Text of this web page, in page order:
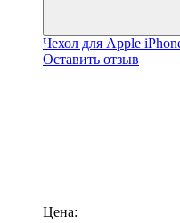
Чехол для Apple
Оставить отзыв
Цена: